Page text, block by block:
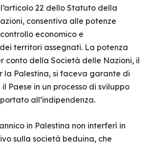
22 dello Statuto della
consentiva alle potenze
economico e
territori assegnati. La potenza
conto della Società delle Nazioni, il
la Palestina, si faceva garante di
Paese in un processo di sviluppo
all’indipendenza.
in Palestina non interferì in
sulla società beduina, che